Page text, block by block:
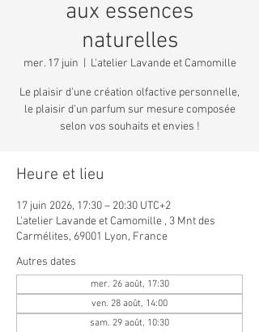
aux essences
naturelles
mer. 17 juin L'atelier Lavande et Camomille
Le plaisir d'une création olfactive personnelle,
le plaisir d'un parfum sur mesure composée
selon vos souhaits et envies !
Heure et lieu
17 juin 2026, 17:30 – 20:30 UTC+2
L'atelier Lavande et Camomille , 3 Mnt des
Carmélites, 69001 Lyon, France
Autres dates
mer. 26 août, 17:30
ven. 28 août, 14:00
sam. 29 août, 10:30